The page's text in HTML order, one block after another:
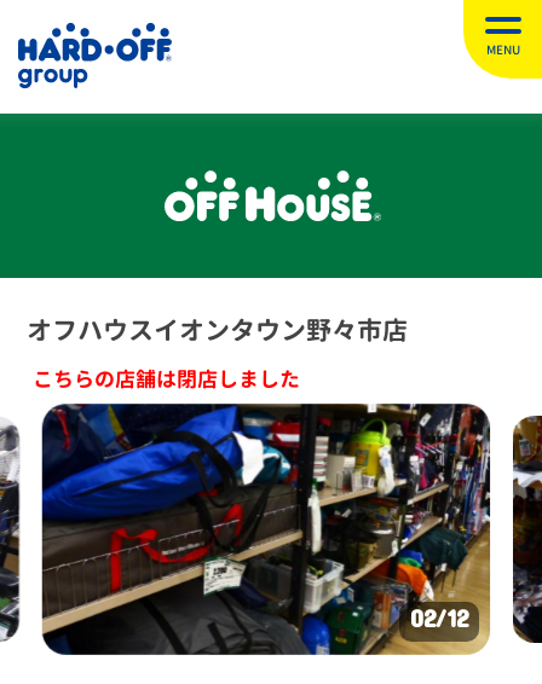
MENU
オフハウスイオンタウン野々市店
こちらの店舗は閉店しました
02/12